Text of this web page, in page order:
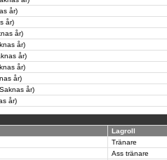
år)
år)
år)
år)
år)
år)
år)
år)
år)
Lagroll
Tränare
Ass tränare